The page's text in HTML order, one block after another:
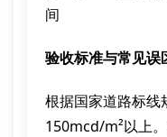
间
验收标准与常见误
根据国家道路标线
150mcd/m²以上